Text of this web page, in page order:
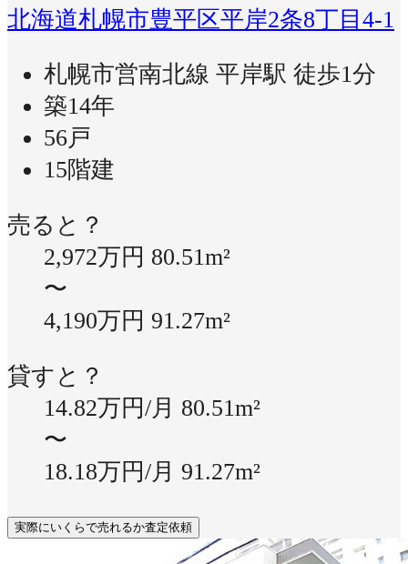
北海道札幌市豊平区平岸2条8丁目4-1
札幌市営南北線 平岸駅 徒歩1分
築14年
56戸
15階建
売ると？
2,972万円 80.51m²
〜
4,190万円 91.27m²
貸すと？
14.82万円/月 80.51m²
〜
18.18万円/月 91.27m²
実際にいくらで売れるか査定依頼